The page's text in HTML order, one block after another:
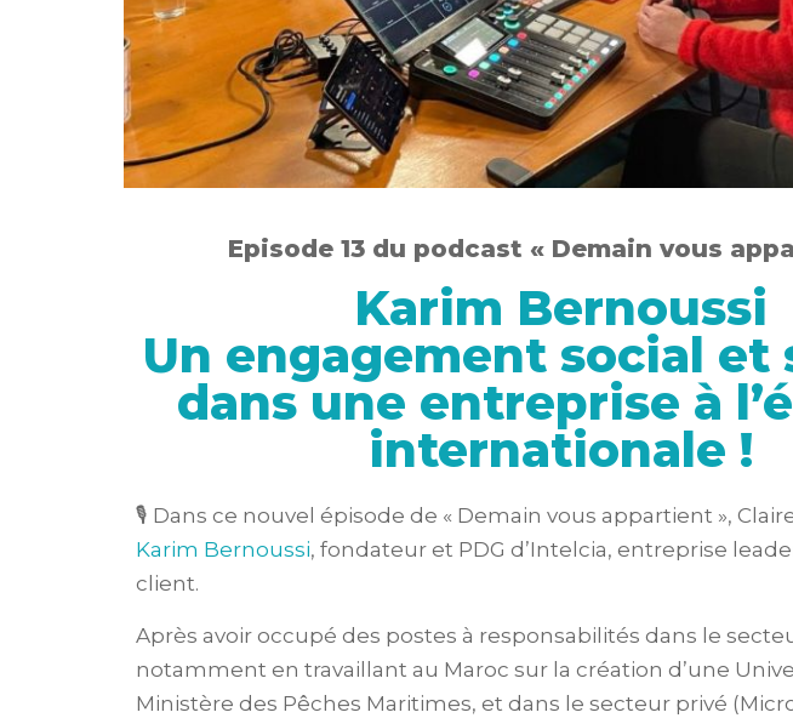
Episode 13 du podcast « Demain vous
Karim Bernoussi
Un engagement social et
dans une entreprise à
internationale !
🎙️ Dans ce nouvel épisode de « Demain vous appartient »,
Karim Bernoussi, fondateur et PDG d’Intelcia, entreprise
client.
Après avoir occupé des postes à responsabilités dans le
notamment en travaillant au Maroc sur la création d’une
Ministère des Pêches Maritimes, et dans le secteur privé